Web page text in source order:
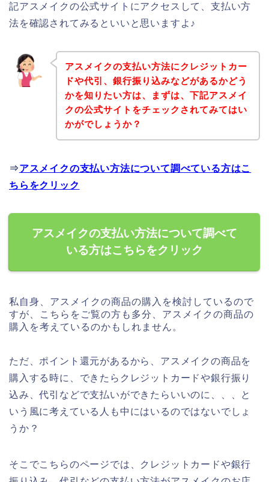
記アスメイクの公式サイトにアクセスして、支払い方
法を確認されてみるといいと思いますよ♪
アスメイクの支払い方法にクレジットカー
ドや代引、銀行振り込みなどがあるかどう
かを知りたい方は、まずは、下記アスメイ
クの公式サイトをチェックされてみてはい
かがでしょうか？
⇒アスメイクの支払い方法について調べている方はこ
ちらをクリック
アスメイクの支払い方法について調べて
いる方はこちらをクリック
私自身、アスメイクの商品の購入を検討しているので
すが、こちらをご覧の方も多分、アスメイクの商品の
購入を考えているのかもしれません。
ただ、ポイント還元があるから、アスメイクの商品を
購入する時に、できたらクレジットカードや銀行振り
込み、代引などで支払いができたらいいのに、、、と
いう風に考えている人も中にはいるのではないでしょ
うか？
そこでこちらのページでは、クレジットカードや銀行